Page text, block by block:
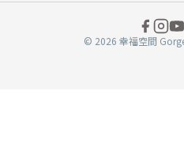
© 2026 幸福空間